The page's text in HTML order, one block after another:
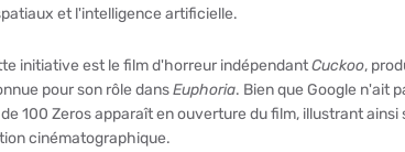
et l'intelligence artificielle.
initiative est le film d'horreur indépendantCuckoo,
pour son rôle dansEuphoria. Bien que Google n'ait
100 Zeros apparaît en ouverture du film, illustrant
cinématographique.